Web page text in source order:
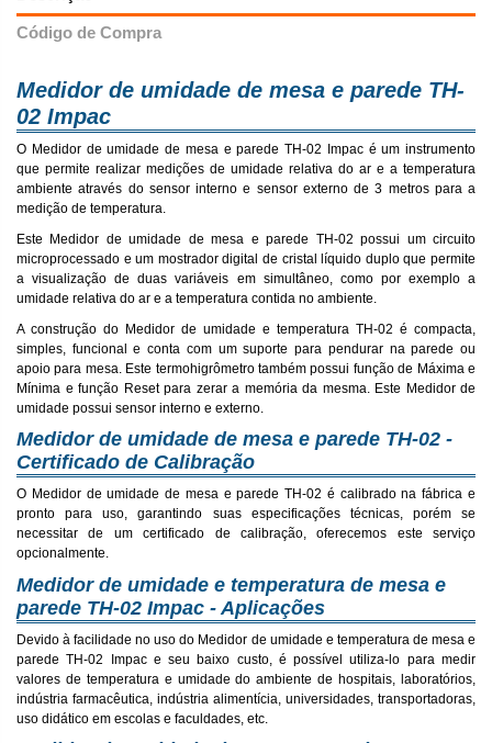
Código de Compra
Medidor de umidade de mesa e parede TH-
02 Impac
O Medidor de umidade de mesa e parede TH-02 Impac é um instrumento
que permite realizar medições de umidade relativa do ar e a temperatura
ambiente através do sensor interno e sensor externo de 3 metros para a
medição de temperatura.
Este Medidor de umidade de mesa e parede TH-02 possui um circuito
microprocessado e um mostrador digital de cristal líquido duplo que permite
a visualização de duas variáveis em simultâneo, como por exemplo a
umidade relativa do ar e a temperatura contida no ambiente.
A construção do Medidor de umidade e temperatura TH-02 é compacta,
simples, funcional e conta com um suporte para pendurar na parede ou
apoio para mesa. Este termohigrômetro também possui função de Máxima e
Mínima e função Reset para zerar a memória da mesma. Este Medidor de
umidade possui sensor interno e externo.
Medidor de umidade de mesa e parede TH-02 -
Certificado de Calibração
O Medidor de umidade de mesa e parede TH-02 é calibrado na fábrica e
pronto para uso, garantindo suas especificações técnicas, porém se
necessitar de um certificado de calibração, oferecemos este serviço
opcionalmente.
Medidor de umidade e temperatura de mesa e
parede TH-02 Impac - Aplicações
Devido à facilidade no uso do Medidor de umidade e temperatura de mesa e
parede TH-02 Impac e seu baixo custo, é possível utiliza-lo para medir
valores de temperatura e umidade do ambiente de hospitais, laboratórios,
indústria farmacêutica, indústria alimentícia, universidades, transportadoras,
uso didático em escolas e faculdades, etc.